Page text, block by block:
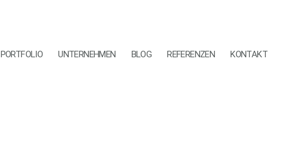
PORTFOLIO UNTERNEHMEN BLOG REFERENZEN KONTAKT